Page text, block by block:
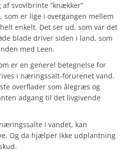
svovlbrinte “knækker”
er lige i overgangen mellem
enkelt. Det ser ud, som var det
blade driver siden i land, som
med Leen.
er en generel betegnelse for
i næringssalt-forurenet vand.
overflader som ålegræs og
adgang til det livgivende
i vandet, kan
Og da hjælper ikke udplantning